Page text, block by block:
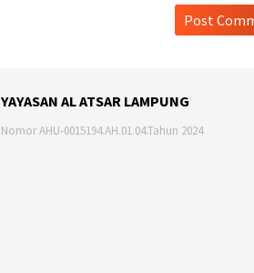
YAYASAN AL ATSAR LAMPUNG
Nomor AHU-0015194.AH.01.04.Tahun 2024